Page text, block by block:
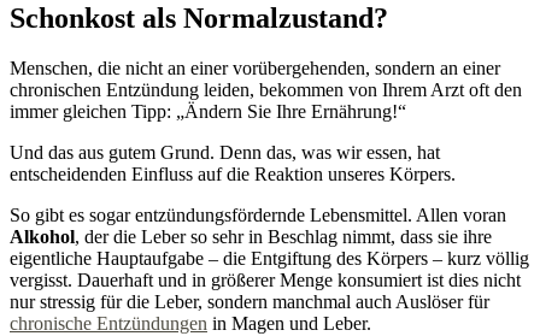
Schonkost als Normalzustand?
Menschen, die nicht an einer vorübergehenden, sondern an einer
chronischen Entzündung leiden, bekommen von Ihrem Arzt oft den
immer gleichen Tipp: „Ändern Sie Ihre Ernährung!“
Und das aus gutem Grund. Denn das, was wir essen, hat
entscheidenden Einfluss auf die Reaktion unseres Körpers.
So gibt es sogar entzündungsfördernde Lebensmittel. Allen voran
Alkohol, der die Leber so sehr in Beschlag nimmt, dass sie ihre
eigentliche Hauptaufgabe – die Entgiftung des Körpers – kurz völlig
vergisst. Dauerhaft und in größerer Menge konsumiert ist dies nicht
nur stressig für die Leber, sondern manchmal auch Auslöser für
chronische Entzündungen in Magen und Leber.